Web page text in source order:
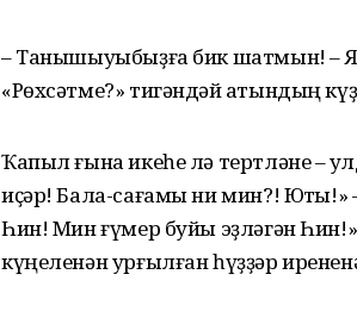
– Танышыуыбыҙға бик шатмын! –
«Рөхсәтме?» тигәндәй ҡатындың
Ҡапыл ғына икеһе лә тертләне –
иҫәр! Бала-сағамы ни мин?! Юҡты!»
Һин! Мин ғүмер буйы эҙләгән
күңеленән урғылған һүҙҙәр